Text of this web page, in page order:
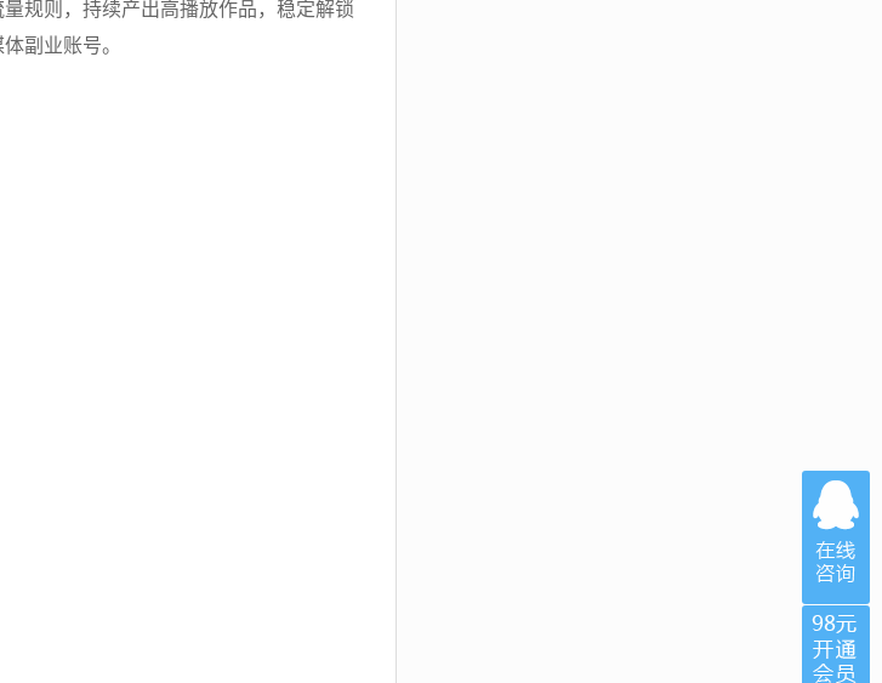
规则，持续产出高播放作品，稳定解锁
副业账号。